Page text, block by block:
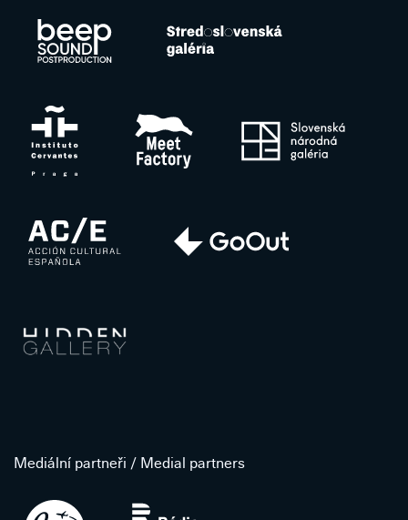
Mediální partneři / Medial partners